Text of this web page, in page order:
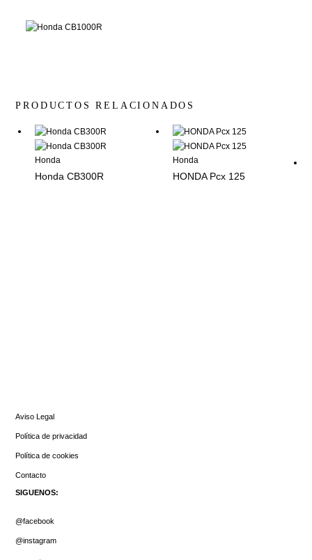
PRODUCTOS RELACIONADOS
Honda
Honda CB300R
Honda
HONDA Pcx 125
Aviso Legal
Política de privacidad
Política de cookies
Contacto
SIGUENOS:
@facebook
@instagram